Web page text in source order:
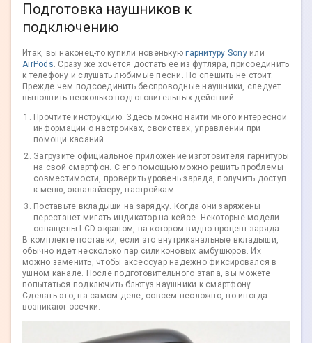
Подготовка наушников к
подключению
Итак, вы наконец-то купили новенькуюгарнитуру Sonyили
AirPods. Сразу же хочется достать ее из футляра, присоединить
к телефону и слушать любимые песни. Но спешить не стоит.
Прежде чем подсоединить беспроводные наушники, следует
выполнить несколько подготовительных действий:
Прочтите инструкцию. Здесь можно найти много интересной
информации о настройках, свойствах, управлении при
помощи касаний.
Загрузите официальное приложение изготовителя гарнитуры
на свой смартфон. С его помощью можно решить проблемы
совместимости, проверить уровень заряда, получить доступ
к меню, эквалайзеру, настройкам.
Поставьте вкладыши на зарядку. Когда они заряжены
перестанет мигать индикатор на кейсе. Некоторые модели
оснащены LCD экраном, на котором видно процент заряда.
В комплекте поставки, если это внутриканальные вкладыши,
обычно идет несколько пар силиконовых амбушюров. Их
можно заменить, чтобы аксессуар надежно фиксировался в
ушном канале. После подготовительного этапа, вы можете
попытаться подключить блютуз наушники к смартфону.
Сделать это, на самом деле, совсем несложно, но иногда
возникают осечки.